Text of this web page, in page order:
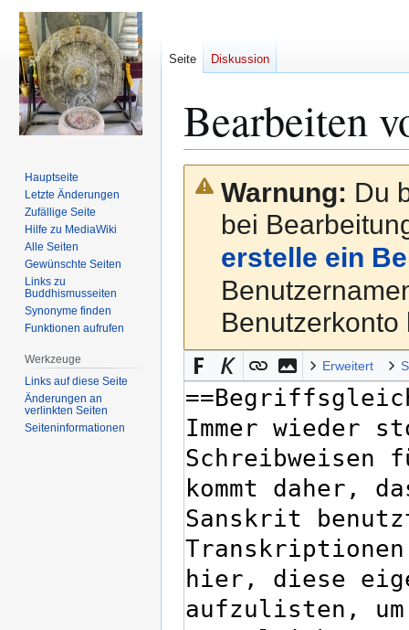
Bearbeiten
Navigation
springen
Suche
springen
Warnung: Du
bei
erstelle ein
Erweitert
Seite Diskussion
Hauptseite
Letzte Änderungen
Zufällige Seite
Hilfe zu MediaWiki
Alle Seiten
Gewünschte Seiten
Links zu
Buddhismusseiten
Synonyme finden
Funktionen aufrufen
Werkzeuge
Links auf diese Seite
Änderungen an
verlinkten Seiten
Seiten­­informationen